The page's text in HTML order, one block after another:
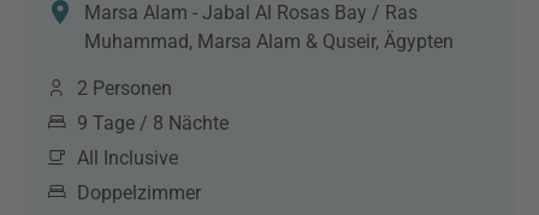
Marsa Alam - Jabal Al Rosas Bay / Ras
Muhammad, Marsa Alam & Quseir, Ägypten
2 Personen
9 Tage / 8 Nächte
All Inclusive
Doppelzimmer